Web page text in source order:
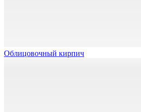
Облицовочный кирпич